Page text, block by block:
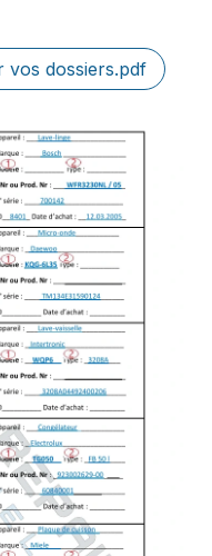
vos dossiers.pdf